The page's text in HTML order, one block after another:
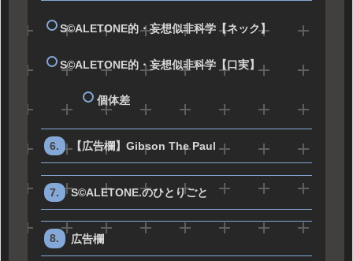
S©ALETONE的・妄想似非科学【ネック】
S©ALETONE的・妄想似非科学【口実】
個体差
【広告欄】Gibson The Paul
S©ALETONE.のひとりごと
広告欄